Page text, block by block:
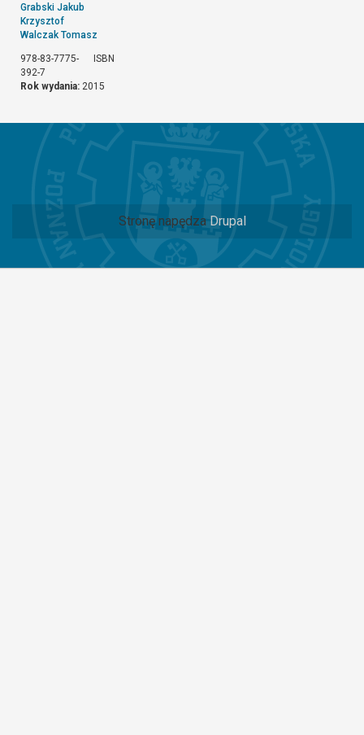
Grabski Jakub
Krzysztof
Walczak Tomasz
978-83-7775-
392-7
ISBN
Rok wydania: 2015
Stronę napędza Drupal